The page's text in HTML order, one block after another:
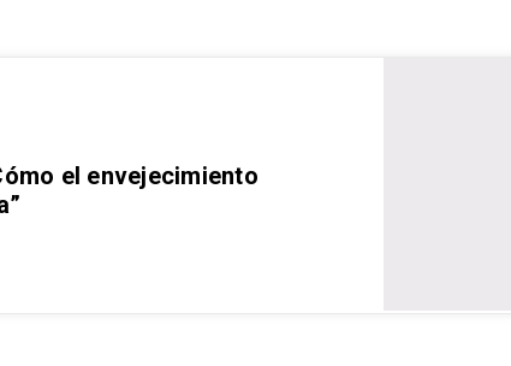
el envejecimiento